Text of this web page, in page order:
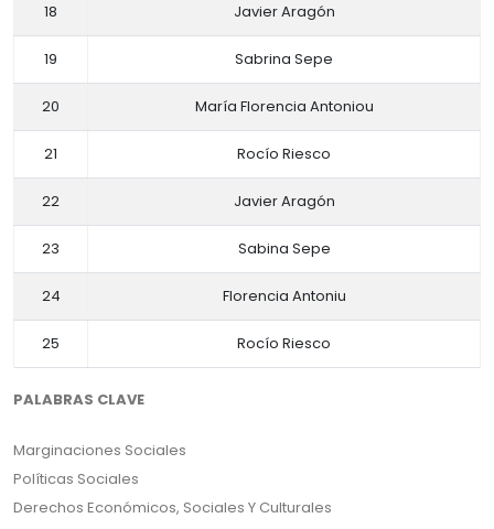
18 Javier Aragón
19 Sabrina Sepe
20 María Florencia Antoniou
21 Rocío Riesco
22 Javier Aragón
23 Sabina Sepe
24 Florencia Antoniu
25 Rocío Riesco
PALABRAS CLAVE
Marginaciones Sociales
Políticas Sociales
Derechos Económicos, Sociales Y Culturales